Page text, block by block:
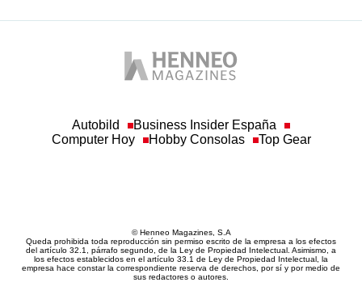
Autobild
Business Insider España
Computer Hoy
Hobby Consolas Top Gear
© Henneo Magazines, S.A
Queda prohibida toda reproducción sin permiso escrito de la empresa a los efectos
del artículo 32.1, párrafo segundo, de la Ley de Propiedad Intelectual. Asimismo, a
los efectos establecidos en el artículo 33.1 de Ley de Propiedad Intelectual, la
empresa hace constar la correspondiente reserva de derechos, por sí y por medio de
sus redactores o autores.